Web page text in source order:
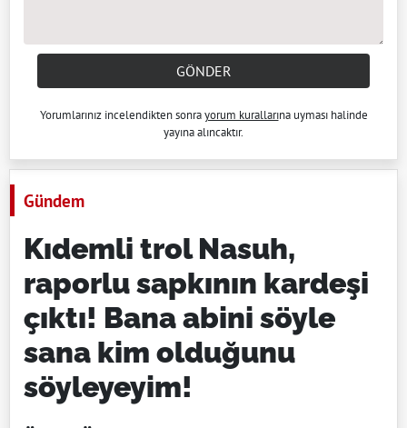
GÖNDER
Yorumlarınız incelendikten sonrayorum kurallarına uyması halinde
yayına alıncaktır.
Gündem
Kıdemli trol Nasuh,
raporlu sapkının kardeşi
çıktı! Bana abini söyle
sana kim olduğunu
söyleyeyim!